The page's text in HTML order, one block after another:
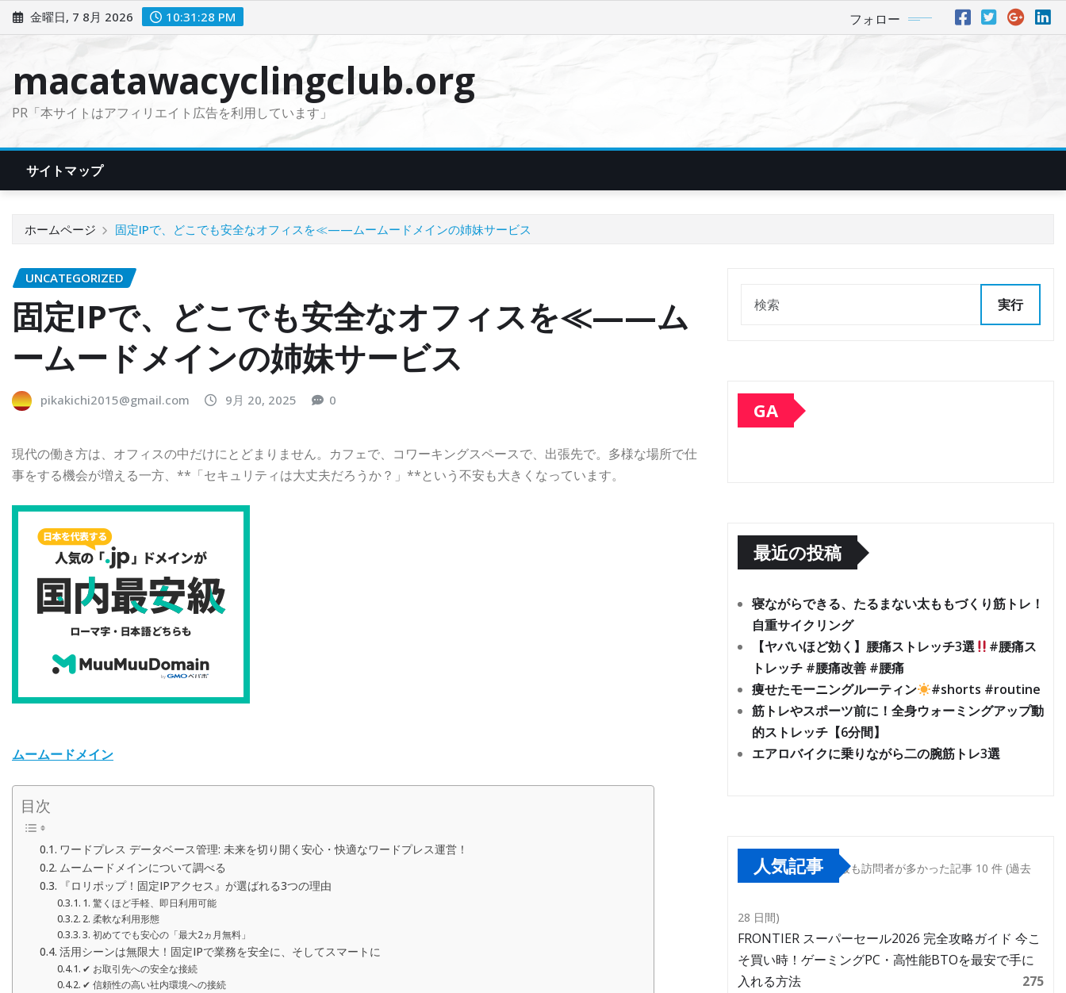
ン
金曜日, 7 8月 2026 10:31:29 PM フォロー
macatawacyclingclub.org
PR「本サイトはアフィリエイト広告を利用しています」
サイトマップ
ホームページ 固定IPで、どこでも安全なオフィスを≪——ムームードメインの姉妹サービス
UNCATEGORIZED
固定IPで、どこでも安全なオフィスを≪——ム
ームードメインの姉妹サービス
pikakichi2015@gmail.com 9月 20, 2025 0
現代の働き方は、オフィスの中だけにとどまりません。カフェで、コワーキングスペースで、出張先で。多様な場所で仕
事をする機会が増える一方、**「セキュリティは大丈夫だろうか？」**という不安も大きくなっています。
ムームードメイン
目次
ワードプレス データベース管理: 未来を切り開く安心・快適なワードプレス運営！
ムームードメインについて調べる
『ロリポップ！固定IPアクセス』が選ばれる3つの理由
1. 驚くほど手軽、即日利用可能
2. 柔軟な利用形態
3. 初めてでも安心の「最大2ヵ月無料」
活用シーンは無限大！固定IPで業務を安全に、そしてスマートに
✔ お取引先への安全な接続
✔ 信頼性の高い社内環境への接続
実行
GA
最近の投稿
寝ながらできる、たるまない太ももづくり筋トレ！
自重サイクリング
【ヤバいほど効く】腰痛ストレッチ3選
#腰痛ス
トレッチ #腰痛改善 #腰痛
痩せたモーニングルーティン
#shorts #routine
筋トレやスポーツ前に！全身ウォーミングアップ動
的ストレッチ【6分間】
エアロバイクに乗りながら二の腕筋トレ3選
人気記事 最も訪問者が多かった記事 10 件 (過去
28 日間)
FRONTIER スーパーセール2026 完全攻略ガイド 今こ
そ買い時！ゲーミングPC・高性能BTOを最安で手に
入れる方法
275